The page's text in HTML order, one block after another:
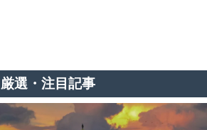
厳選・注目記事